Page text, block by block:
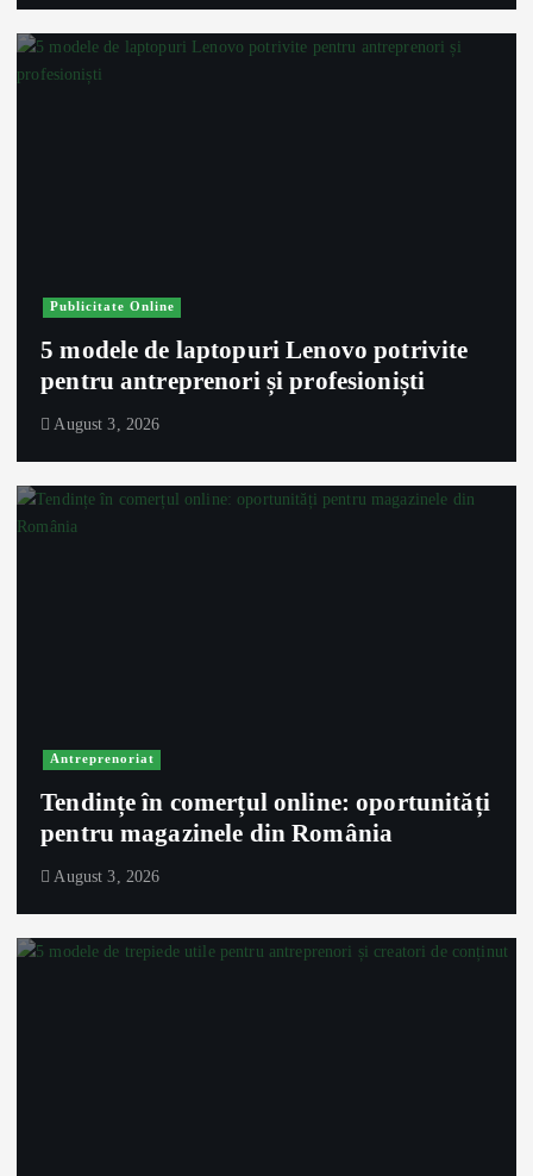
Publicitate Online
5 modele de laptopuri Lenovo potrivite
pentru antreprenori și profesioniști
August 3, 2026
Antreprenoriat
Tendințe în comerțul online: oportunități
pentru magazinele din România
August 3, 2026